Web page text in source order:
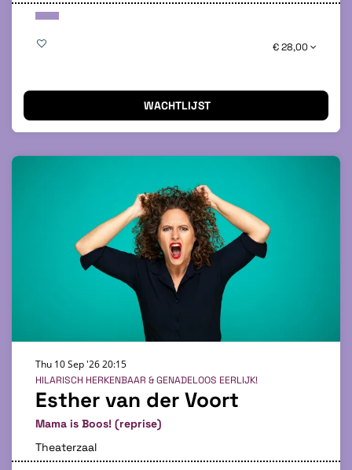
€ 28,00
WACHTLIJST
Esther van der Voort
Mama is Boos! (reprise)
HILARISCH HERKENBAAR & GENADELOOS EERLIJK!
Thu 10 Sep '2620:15
Theaterzaal